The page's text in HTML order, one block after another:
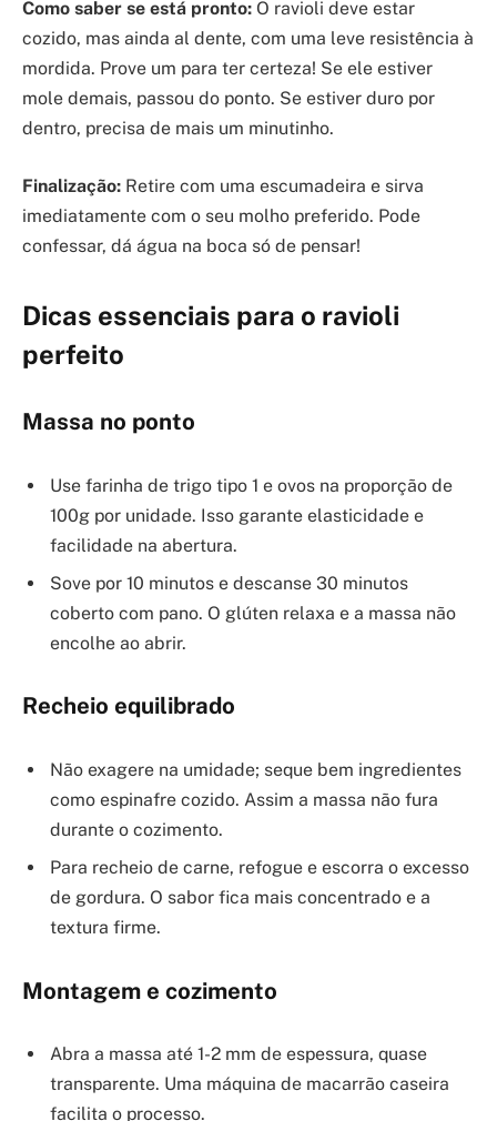
Como saber se está pronto: O ravioli deve estar
cozido, mas ainda al dente, com uma leve resistência à
mordida. Prove um para ter certeza! Se ele estiver
mole demais, passou do ponto. Se estiver duro por
dentro, precisa de mais um minutinho.
Finalização: Retire com uma escumadeira e sirva
imediatamente com o seu molho preferido. Pode
confessar, dá água na boca só de pensar!
Dicas essenciais para o ravioli
perfeito
Massa no ponto
Use farinha de trigo tipo 1 e ovos na proporção de
100g por unidade. Isso garante elasticidade e
facilidade na abertura.
Sove por 10 minutos e descanse 30 minutos
coberto com pano. O glúten relaxa e a massa não
encolhe ao abrir.
Recheio equilibrado
Não exagere na umidade; seque bem ingredientes
como espinafre cozido. Assim a massa não fura
durante o cozimento.
Para recheio de carne, refogue e escorra o excesso
de gordura. O sabor fica mais concentrado e a
textura firme.
Montagem e cozimento
Abra a massa até 1-2 mm de espessura, quase
transparente. Uma máquina de macarrão caseira
facilita o processo.